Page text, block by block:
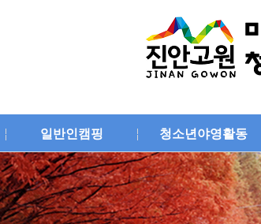
일반인캠핑 청소년야영활동